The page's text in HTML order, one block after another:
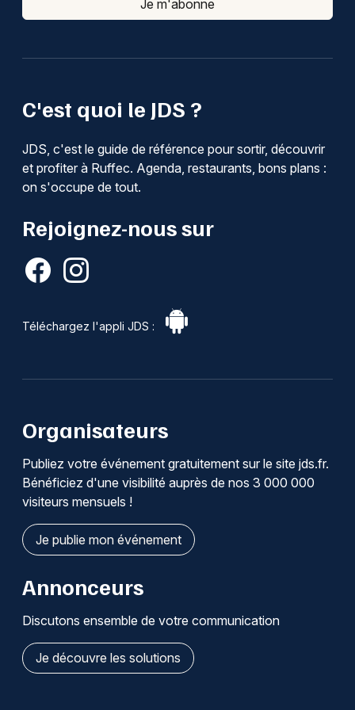
C'est quoi le JDS ?
JDS, c'est le guide de référence pour sortir, découvrir
et profiter à Ruffec. Agenda, restaurants, bons plans :
on s'occupe de tout.
Rejoignez-nous sur
Téléchargez l'appli JDS :
Je m'abonne
Organisateurs
Publiez votre événement gratuitement sur le site jds.fr.
Bénéficiez d'une visibilité auprès de nos 3 000 000
visiteurs mensuels !
Je publie mon événement
Annonceurs
Discutons ensemble de votre communication
Je découvre les solutions